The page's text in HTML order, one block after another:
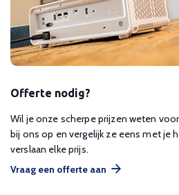
Offerte nodig?
Wil je onze scherpe prijzen weten
bij ons op en vergelijk ze eens met je
verslaan elke prijs.
Vraag een offerte aan